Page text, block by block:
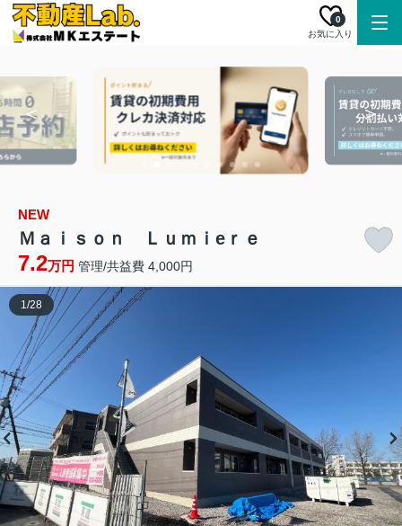
お気に入り
0
NEW
Ｍａｉｓｏｎ Ｌｕｍｉeｒｅ
7.2万円 管理/共益費 4,000円
1/28